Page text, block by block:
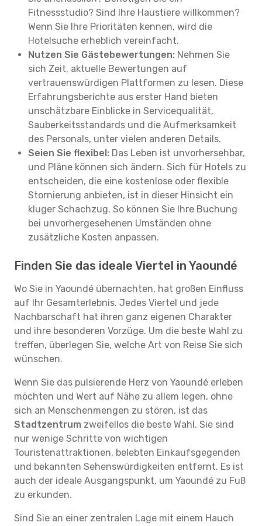
Fitnessstudio? Sind Ihre Haustiere willkommen?
Wenn Sie Ihre Prioritäten kennen, wird die
Hotelsuche erheblich vereinfacht.
Nutzen Sie Gästebewertungen: Nehmen Sie
sich Zeit, aktuelle Bewertungen auf
vertrauenswürdigen Plattformen zu lesen. Diese
Erfahrungsberichte aus erster Hand bieten
unschätzbare Einblicke in Servicequalität,
Sauberkeitsstandards und die Aufmerksamkeit
des Personals, unter vielen anderen Details.
Seien Sie flexibel: Das Leben ist unvorhersehbar,
und Pläne können sich ändern. Sich für Hotels zu
entscheiden, die eine kostenlose oder flexible
Stornierung anbieten, ist in dieser Hinsicht ein
kluger Schachzug. So können Sie Ihre Buchung
bei unvorhergesehenen Umständen ohne
zusätzliche Kosten anpassen.
Finden Sie das ideale Viertel in Yaoundé
Wo Sie in Yaoundé übernachten, hat großen Einfluss
auf Ihr Gesamterlebnis. Jedes Viertel und jede
Nachbarschaft hat ihren ganz eigenen Charakter
und ihre besonderen Vorzüge. Um die beste Wahl zu
treffen, überlegen Sie, welche Art von Reise Sie sich
wünschen.
Wenn Sie das pulsierende Herz von Yaoundé erleben
möchten und Wert auf Nähe zu allem legen, ohne
sich an Menschenmengen zu stören, ist das
Stadtzentrum zweifellos die beste Wahl. Sie sind
nur wenige Schritte von wichtigen
Touristenattraktionen, belebten Einkaufsgegenden
und bekannten Sehenswürdigkeiten entfernt. Es ist
auch der ideale Ausgangspunkt, um Yaoundé zu Fuß
zu erkunden.
Sind Sie an einer zentralen Lage mit einem Hauch